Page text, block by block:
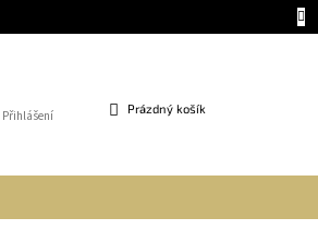
Přihlášení
NÁKUPNÍ
Prázdný košík